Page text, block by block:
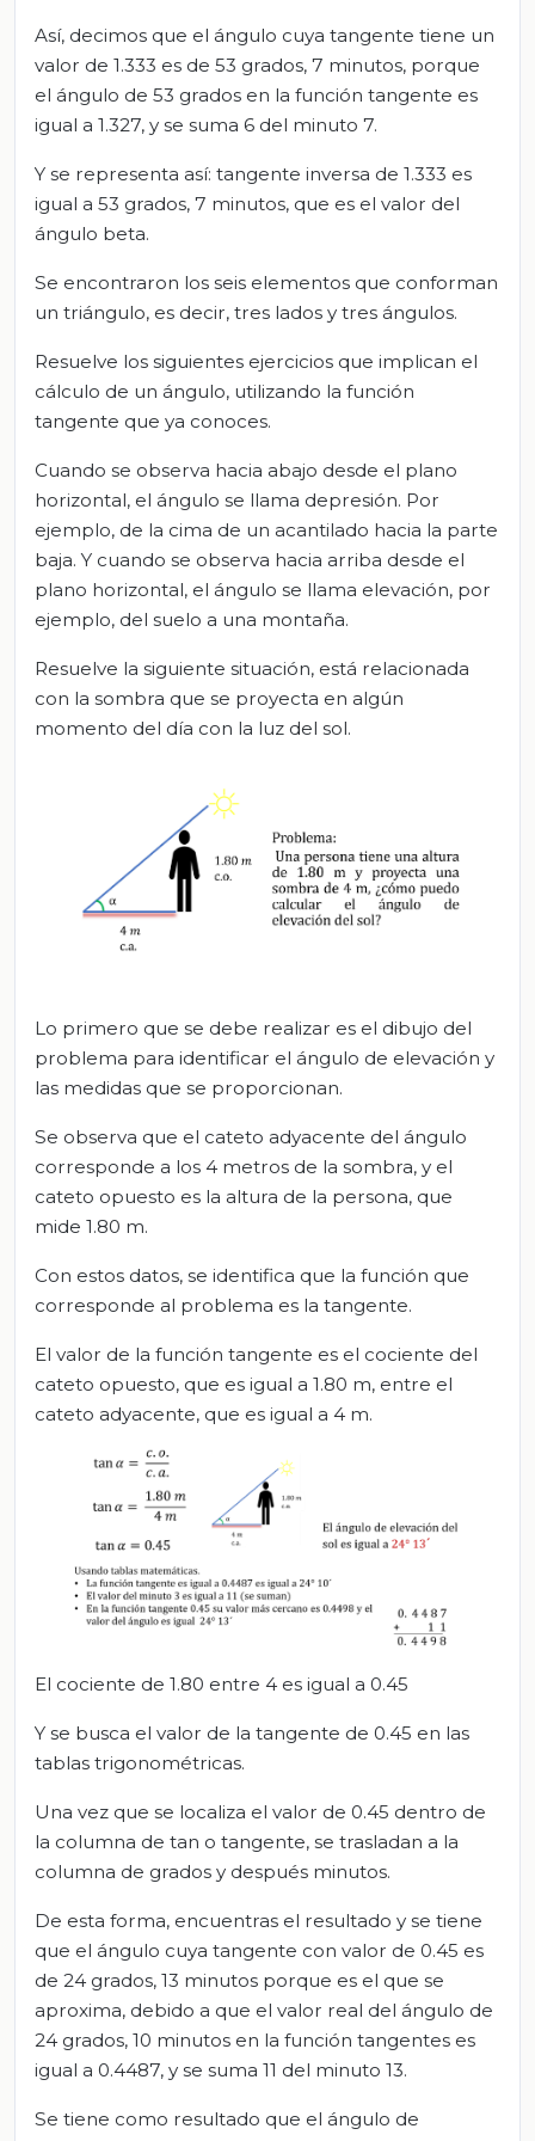
Así, decimos que el ángulo cuya tangente tiene un
valor de 1.333 es de 53 grados, 7 minutos, porque
el ángulo de 53 grados en la función tangente es
igual a 1.327, y se suma 6 del minuto 7.
Y se representa así: tangente inversa de 1.333 es
igual a 53 grados, 7 minutos, que es el valor del
ángulo beta.
Se encontraron los seis elementos que conforman
un triángulo, es decir, tres lados y tres ángulos.
Resuelve los siguientes ejercicios que implican el
cálculo de un ángulo, utilizando la función
tangente que ya conoces.
Cuando se observa hacia abajo desde el plano
horizontal, el ángulo se llama depresión. Por
ejemplo, de la cima de un acantilado hacia la parte
baja. Y cuando se observa hacia arriba desde el
plano horizontal, el ángulo se llama elevación, por
ejemplo, del suelo a una montaña.
Resuelve la siguiente situación, está relacionada
con la sombra que se proyecta en algún
momento del día con la luz del sol.
Lo primero que se debe realizar es el dibujo del
problema para identificar el ángulo de elevación y
las medidas que se proporcionan.
Se observa que el cateto adyacente del ángulo
corresponde a los 4 metros de la sombra, y el
cateto opuesto es la altura de la persona, que
mide 1.80 m.
Con estos datos, se identifica que la función que
corresponde al problema es la tangente.
El valor de la función tangente es el cociente del
cateto opuesto, que es igual a 1.80 m, entre el
cateto adyacente, que es igual a 4 m.
El cociente de 1.80 entre 4 es igual a 0.45
Y se busca el valor de la tangente de 0.45 en las
tablas trigonométricas.
Una vez que se localiza el valor de 0.45 dentro de
la columna de tan o tangente, se trasladan a la
columna de grados y después minutos.
De esta forma, encuentras el resultado y se tiene
que el ángulo cuya tangente con valor de 0.45 es
de 24 grados, 13 minutos porque es el que se
aproxima, debido a que el valor real del ángulo de
24 grados, 10 minutos en la función tangentes es
igual a 0.4487, y se suma 11 del minuto 13.
Se tiene como resultado que el ángulo de